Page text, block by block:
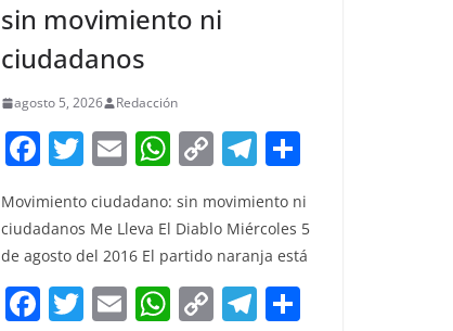
sin movimiento ni
ciudadanos
agosto 5, 2026 Redacción
F
a
c
e
b
T
w
itt
er
E
m
ai
l
W
h
at
s
A
C
p
y
Li
T
e
gr
a
h
ar
e
Movimiento ciudadano: sin movimiento ni
ciudadanos Me Lleva El Diablo Miércoles 5
de agosto del 2016 El partido naranja está
F T E W C T